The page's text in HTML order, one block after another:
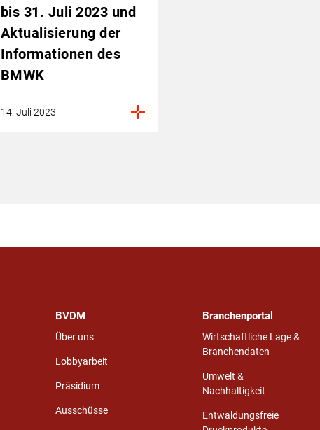
bis 31. Juli 2023 und
Aktualisierung der
Informationen des
BMWK
14. Juli 2023
BVDM
Über uns
Lobbyarbeit
Präsidium
Ausschüsse
Branchenportal
Wirtschaftliche Lage &
Branchendaten
Umwelt &
Nachhaltigkeit
Entwaldungsfreie